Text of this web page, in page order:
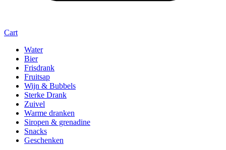
Cart
Water
Bier
Frisdrank
Fruitsap
Wijn & Bubbels
Sterke Drank
Zuivel
Warme dranken
Siropen & grenadine
Snacks
Geschenken